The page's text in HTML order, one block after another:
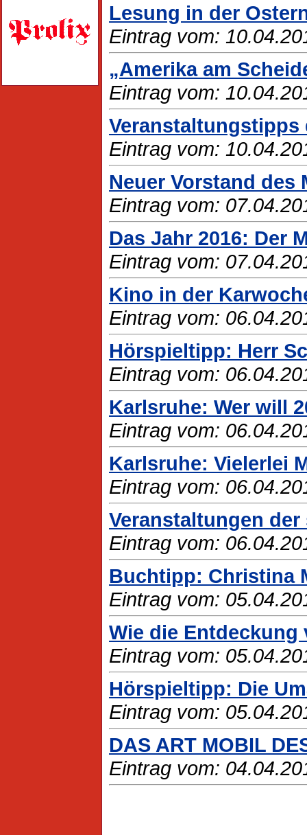
Lesung in der
Eintrag vom:
„Amerika am
Eintrag vom:
Veranstaltungstipps
Eintrag vom:
Neuer Vorstand des
Eintrag vom:
Das Jahr 2016: Der
Eintrag vom:
Kino in der
Eintrag vom:
Hörspieltipp: Herr
Eintrag vom:
Karlsruhe: Wer will
Eintrag vom:
Karlsruhe: Vielerlei
Eintrag vom:
Veranstaltungen
Eintrag vom:
Buchtipp: Christina
Eintrag vom:
Wie die Entdeckung
Eintrag vom:
Hörspieltipp: Die
Eintrag vom:
DAS ART MOBIL
Eintrag vom: